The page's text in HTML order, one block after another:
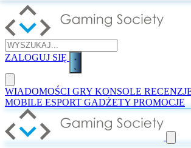
ZALOGUJ SIĘ
WIADOMOŚCI GRY KONSOLE
MOBILE ESPORT GADŻETY PROMOCJE